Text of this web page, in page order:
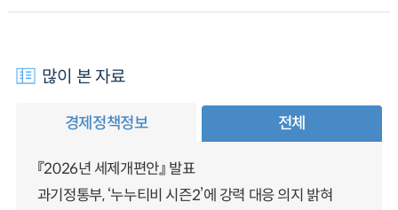
많이 본 자료
경제정책정보 전체
『2026년 세제개편안』 발표
과기정통부, ‘누누티비 시즌2’에 강력 대응 의지 밝혀